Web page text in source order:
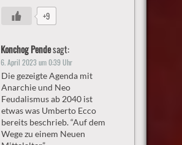
+9
Konchog Pendesagt:
6. April 2023 um 0:39 Uhr
Die gezeigte Agenda mit
Anarchie und Neo
Feudalismus ab 2040 ist
etwas was Umberto Ecco
bereits beschrieb. “Auf dem
Wege zu einem Neuen